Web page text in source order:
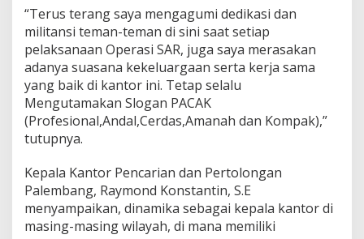
b
a
n
g
“Terus terang saya mengagumi dedikasi dan
militansi teman-teman di sini saat setiap
pelaksanaan Operasi SAR, juga saya merasakan
adanya suasana kekeluargaan serta kerja sama
yang baik di kantor ini. Tetap selalu
Mengutamakan Slogan PACAK
(Profesional,Andal,Cerdas,Amanah dan Kompak),”
tutupnya.
Kepala Kantor Pencarian dan Pertolongan
Palembang, Raymond Konstantin, S.E
menyampaikan, dinamika sebagai kepala kantor di
masing-masing wilayah, di mana memiliki